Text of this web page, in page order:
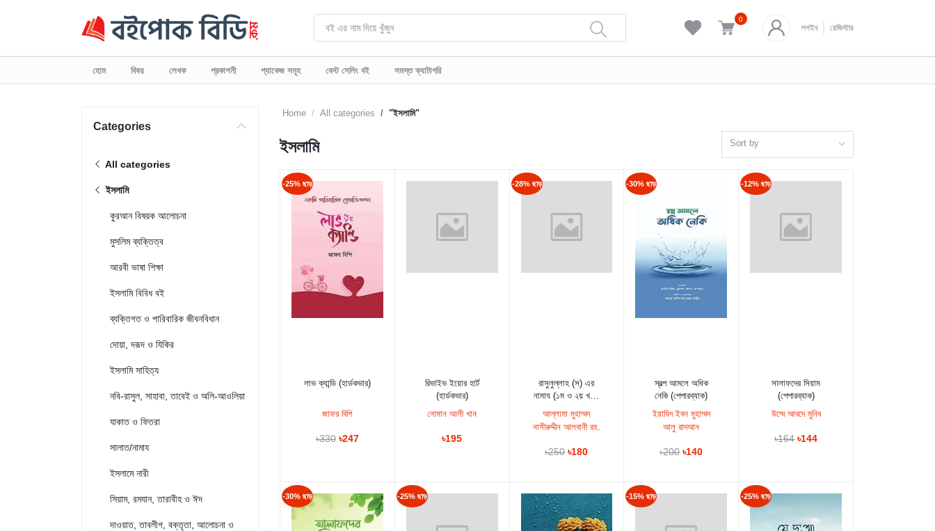
0
লগইন রেজিস্টার
হোম বিষয় লেখক প্রকাশনী প্যাকেজ সমূহ বেস্ট সেলিং বই সমস্ত ক্যাটাগরি
Categories
All categories
ইসলামি
কুরআন বিষয়ক আলোচনা
মুসলিম ব্যক্তিত্ব
আরবী ভাষা শিক্ষা
ইসলামি বিবিধ বই
ব্যক্তিগত ও পারিবারিক জীবনবিধান
দোয়া, দরূদ ও যিকির
ইসলামি সাহিত্য
নবি-রাসুল, সাহাবা, তাবেই ও অলি-আওলিয়া
যাকাত ও ফিতরা
সালাত/নামায
ইসলামে নারী
সিয়াম, রমযান, তারাবীহ ও ঈদ
দাওয়াত, তাবলীগ, বক্তৃতা, আলোচনা ও
Home All categories "ইসলামি"
ইসলামি Sort by
-25% ছাড়
কার্টে যুক্ত করুন
লাভ ক্যান্ডি (হার্ডকভার)
জাফর বিপি
৳330 ৳247
কার্টে যুক্ত করুন
রিভাইভ ইয়োর হার্ট
(হার্ডকভার)
নোমান আলী খান
৳195
-28% ছাড়
কার্টে যুক্ত করুন
রাসুলুল্লাহ (স) এর
নামায (১ম ও ২য় খণ্ড
আল্লামা মুহাম্মদ
নাসীরুদ্দীন আলবানী রহ.
৳250 ৳180
-30% ছাড়
কার্টে যুক্ত করুন
স্বল্প আমলে অধিক
নেকি (পেপারব্যাক)
ইয়াযিদ ইবন মুহাম্মদ
আলু রাদআন
৳200 ৳140
-12% ছাড়
কার্টে যুক্ত করুন
সালাফদের সিয়াম
(পেপারব্যাক)
উম্মে আবদে মুনিব
৳164 ৳144
-30% ছাড় -25% ছাড় -15% ছাড় -25% ছাড়